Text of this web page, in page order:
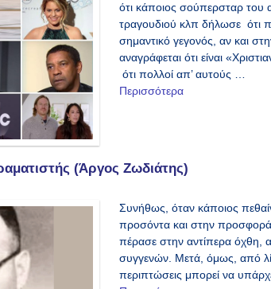
ότι κάποιος σούπερσταρ του
τραγουδιού κλπ δήλωσε ότι
σημαντικό γεγονός, αν και
αναγράφεται ότι είναι
ότι πολλοί απ’ αυτούς …
Περισσότερα
(Άργος Ζωδιάτης)
Συνήθως, όταν κάποιος
προσόντα και στην προσφορά
πέρασε στην αντίπερα όχθη,
συγγενών. Μετά, όμως, από
περιπτώσεις μπορεί να